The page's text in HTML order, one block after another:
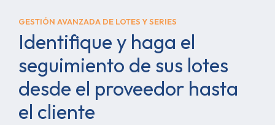
GESTIÓN AVANZADA DE LOTES Y SERIES
Identifique y haga el
seguimiento de sus lotes
desde el proveedor hasta
el cliente